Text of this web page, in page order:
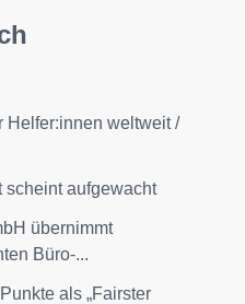
Helfer:innen weltweit /
scheint aufgewacht
übernimmt
Büro-...
als „Fairster